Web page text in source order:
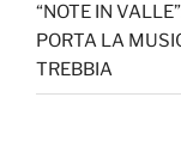
“NOTE IN
PORTA LA
TREBBIA